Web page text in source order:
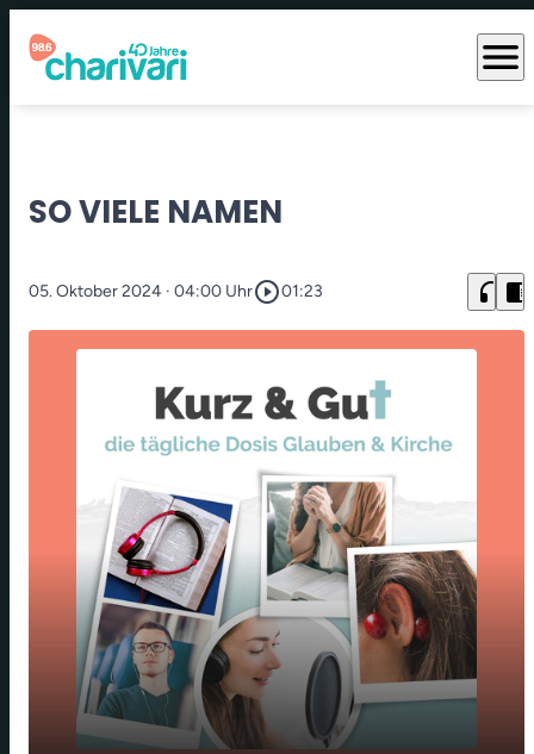
menu
SO VIELE NAMEN
05. Oktober 2024 · 04:00 Uhrplay_circle_outline01:23 headphones chrome_reader_mode